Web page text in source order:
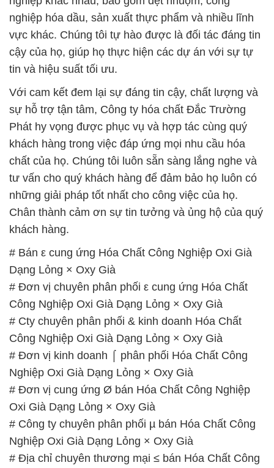
nghiệp hóa dầu, sản xuất thực phẩm và nhiều lĩnh
vực khác. Chúng tôi tự hào được là đối tác đáng tin
cậy của họ, giúp họ thực hiện các dự án với sự tự
tin và hiệu suất tối ưu.
Với cam kết đem lại sự đáng tin cậy, chất lượng và
sự hỗ trợ tận tâm, Công ty hóa chất Đắc Trường
Phát hy vọng được phục vụ và hợp tác cùng quý
khách hàng trong việc đáp ứng mọi nhu cầu hóa
chất của họ. Chúng tôi luôn sẵn sàng lắng nghe và
tư vấn cho quý khách hàng để đảm bảo họ luôn có
những giải pháp tốt nhất cho công việc của họ.
Chân thành cảm ơn sự tin tưởng và ủng hộ của quý
khách hàng.
# Bán ε cung ứng Hóa Chất Công Nghiệp Oxi Già
Dạng Lỏng × Oxy Già
# Đơn vị chuyên phân phối ε cung ứng Hóa Chất
Công Nghiệp Oxi Già Dạng Lỏng × Oxy Già
# Cty chuyên phân phối & kinh doanh Hóa Chất
Công Nghiệp Oxi Già Dạng Lỏng × Oxy Già
# Đơn vị kinh doanh ⌠ phân phối Hóa Chất Công
Nghiệp Oxi Già Dạng Lỏng × Oxy Già
# Đơn vị cung ứng Ø bán Hóa Chất Công Nghiệp
Oxi Già Dạng Lỏng × Oxy Già
# Công ty chuyên phân phối µ bán Hóa Chất Công
Nghiệp Oxi Già Dạng Lỏng × Oxy Già
# Địa chỉ chuyên thương mại ≤ bán Hóa Chất Công